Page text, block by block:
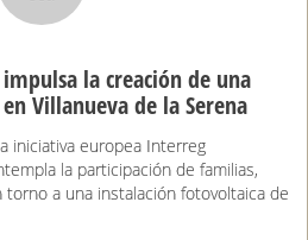
la creación de una
Villanueva de la Serena
iniciativa europea Interreg
la participación de familias,
a una instalación fotovoltaica de